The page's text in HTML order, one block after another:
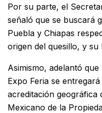
Por su parte, el
señaló que se buscará
Puebla y Chiapas
origen del quesillo, y su
Asimismo, adelantó
Expo Feria se
acreditación geográfica
Mexicano de la